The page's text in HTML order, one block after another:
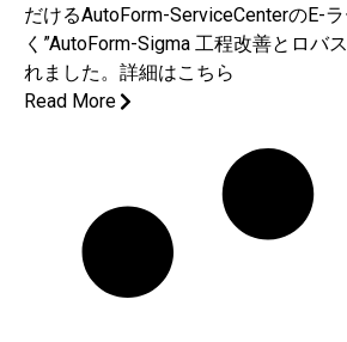
だけるAutoForm-ServiceCenterのE-
く”AutoForm-Sigma 工程改善とロバ
れました。詳細はこちら
Read More